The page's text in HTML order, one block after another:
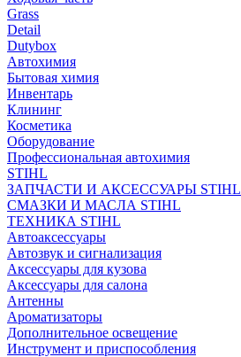
Grass
Detail
Dutybox
Автохимия
Бытовая химия
Инвентарь
Клининг
Косметика
Оборудование
Профессиональная автохимия
STIHL
ЗАПЧАСТИ И АКСЕССУАРЫ STIHL
СМАЗКИ И МАСЛА STIHL
ТЕХНИКА STIHL
Автоаксессуары
Автозвук и сигнализация
Аксессуары для кузова
Аксессуары для салона
Антенны
Ароматизаторы
Дополнительное освещение
Инструмент и приспособления